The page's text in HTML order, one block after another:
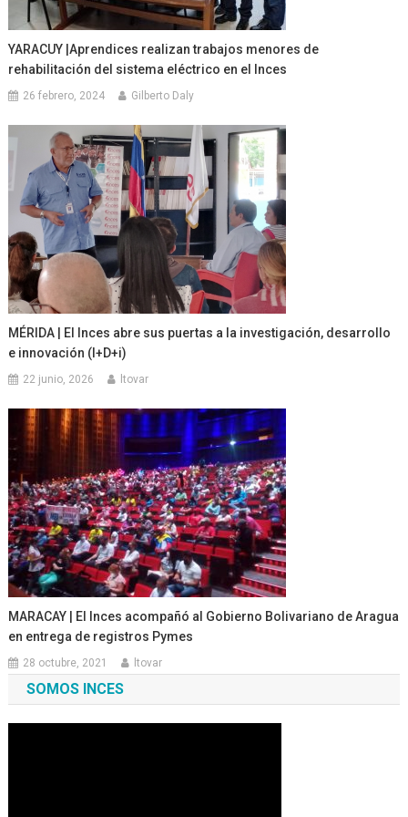
YARACUY |Aprendices realizan trabajos menores de
rehabilitación del sistema eléctrico en el Inces
26 febrero, 2024 Gilberto Daly
MÉRIDA | El Inces abre sus puertas a la investigación, desarrollo
e innovación (I+D+i)
22 junio, 2026 ltovar
MARACAY | El Inces acompañó al Gobierno Bolivariano de Aragua
en entrega de registros Pymes
28 octubre, 2021 ltovar
SOMOS INCES